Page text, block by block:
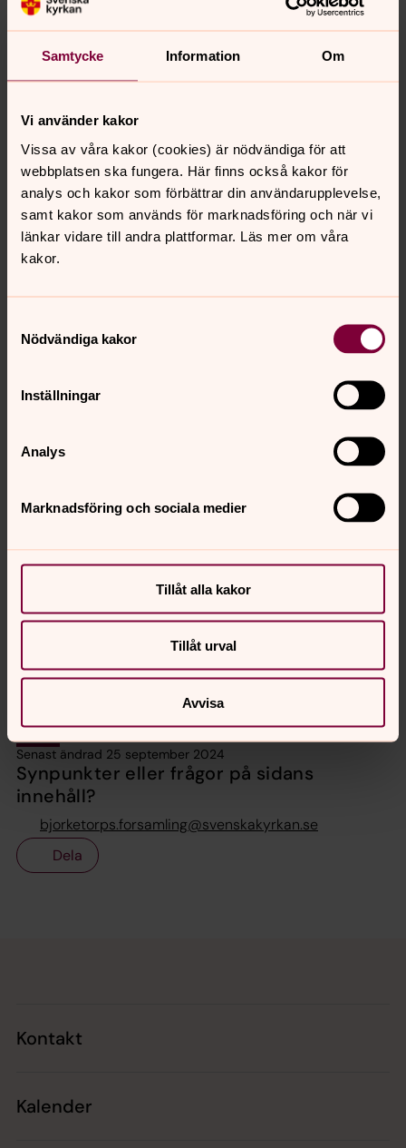
Samtycke Information Om
Vi använder kakor
Vissa av våra kakor (cookies) är nödvändiga för att
webbplatsen ska fungera. Här finns också kakor för
analys och kakor som förbättrar din användarupplevelse,
samt kakor som används för marknadsföring och när vi
länkar vidare till andra plattformar. Läs mer om våra
kakor.
Nödvändiga kakor
Inställningar
Analys
Marknadsföring och sociala medier
Tillåt alla kakor
Tillåt urval
Avvisa
Senast ändrad 25 september 2024
Synpunkter eller frågor på sidans
innehåll?
bjorketorps.forsamling@svenskakyrkan.se
Dela
Kontakt
Kalender